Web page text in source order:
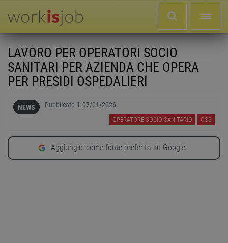
LAVORO PER OPERATORI SOCIO
SANITARI PER AZIENDA CHE OPERA
PER PRESIDI OSPEDALIERI
NEWS Pubblicato il: 07/01/2026
OPERATORE SOCIO SANITARIO OSS
Aggiungici come fonte preferita su Google